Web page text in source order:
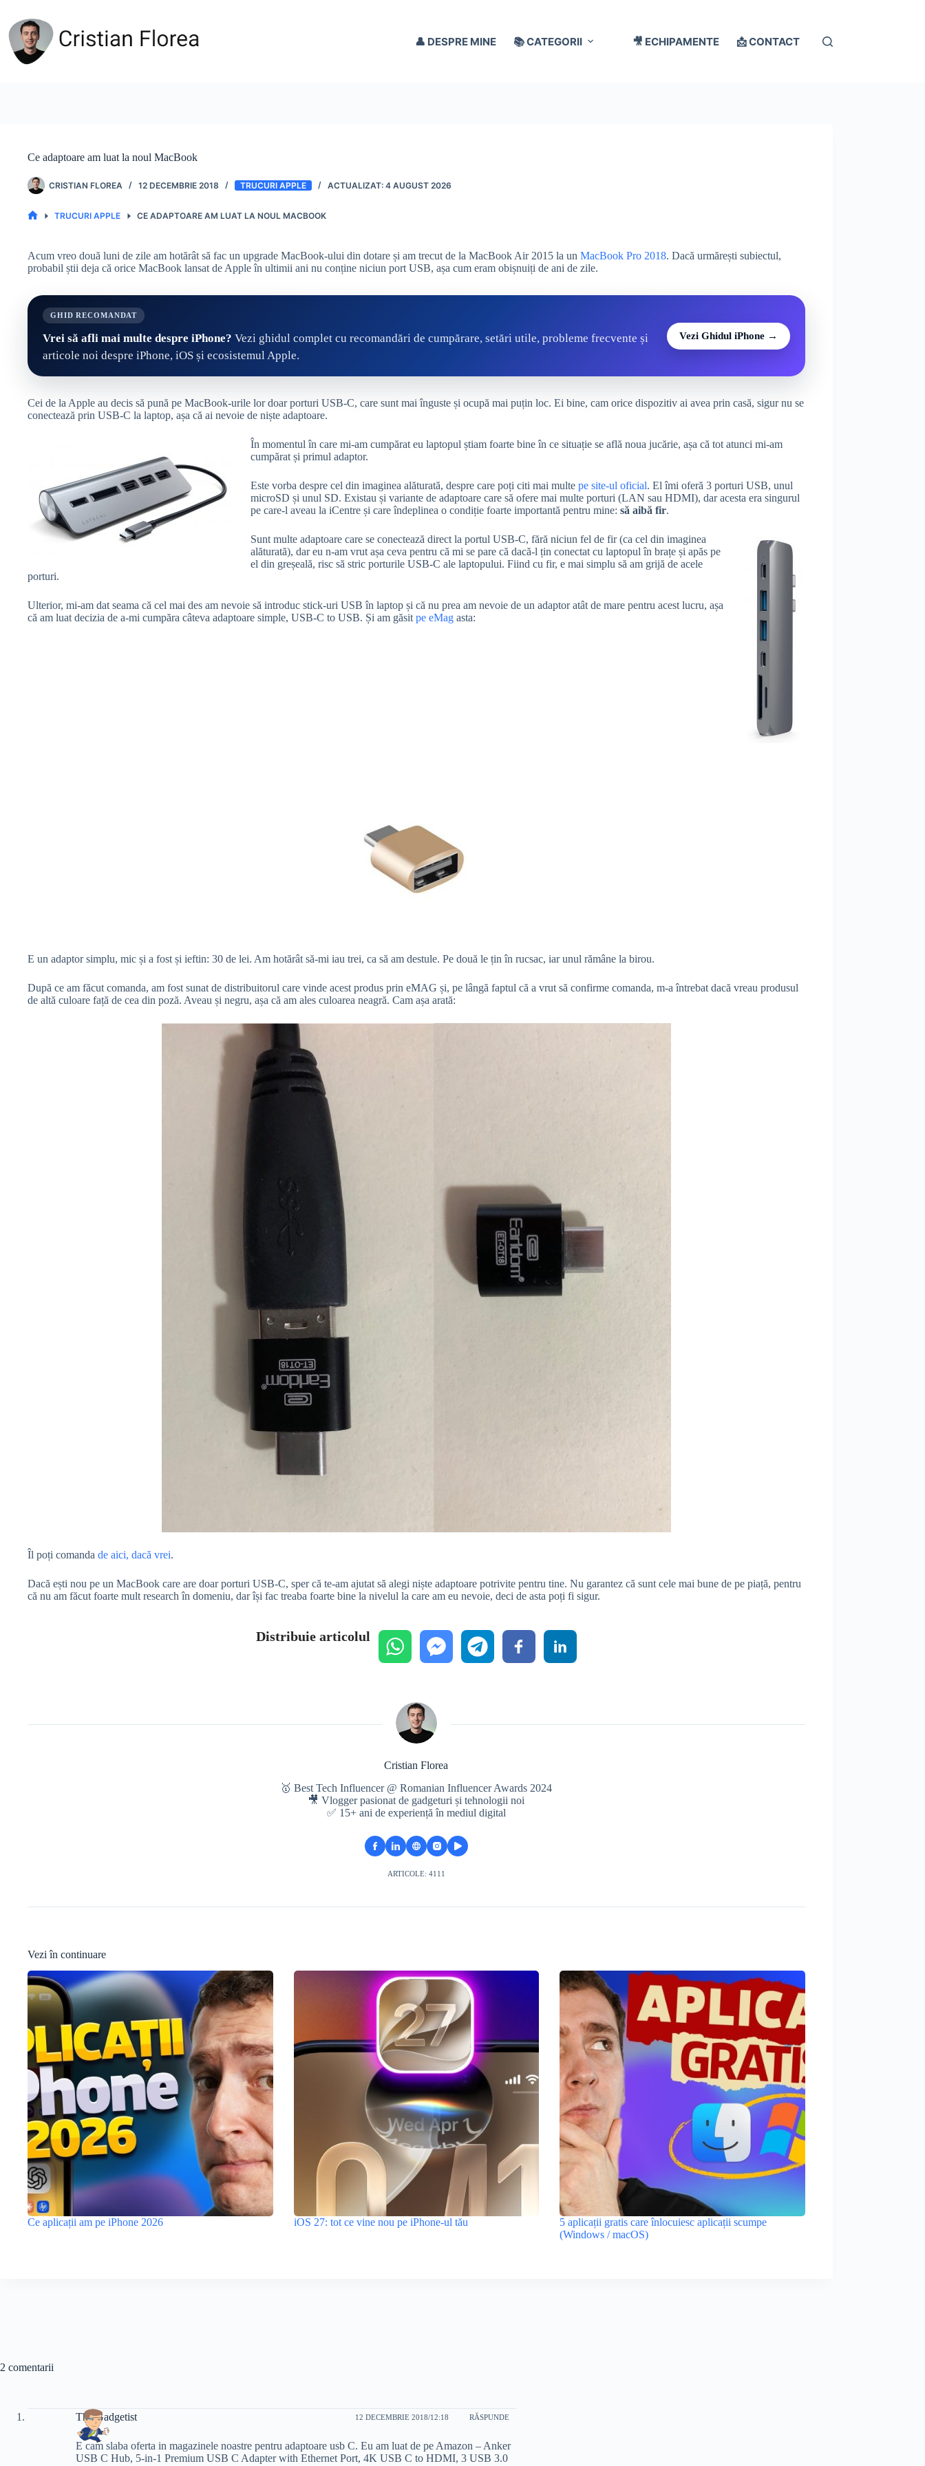
conținut
👤 DESPRE MINE 📚 CATEGORII 🎥 ECHIPAMENTE 📩 CONTACT
Ce adaptoare am luat la noul MacBook
CRISTIAN FLOREA 12 DECEMBRIE 2018 TRUCURI APPLE 4 AUGUST 2026
TRUCURI APPLE CE ADAPTOARE AM LUAT LA NOUL MACBOOK
Acum vreo două luni de zile am hotărât să fac un upgrade MacBook-ului din dotare și am trecut de la MacBook Air 2015 la un MacBook Pro 2018. Dacă urmărești subiectul,
probabil știi deja că orice MacBook lansat de Apple în ultimii ani nu conține niciun port USB, așa cum eram obișnuiți de ani de zile.
GHID RECOMANDAT
Vrei să afli mai multe despre iPhone? Vezi ghidul complet cu recomandări de cumpărare, setări utile, probleme frecvente și
articole noi despre iPhone, iOS și ecosistemul Apple.
Vezi Ghidul iPhone →
Cei de la Apple au decis să pună pe MacBook-urile lor doar porturi USB-C, care sunt mai înguste și ocupă mai puțin loc. Ei bine, cam orice dispozitiv ai avea prin casă, sigur nu se
conectează prin USB-C la laptop, așa că ai nevoie de niște adaptoare.
În momentul în care mi-am cumpărat eu laptopul știam foarte bine în ce situație se află noua jucărie, așa că tot atunci mi-am
cumpărat și primul adaptor.
Este vorba despre cel din imaginea alăturată, despre care poți citi mai multe pe site-ul oficial. El îmi oferă 3 porturi USB, unul
microSD și unul SD. Existau și variante de adaptoare care să ofere mai multe porturi (LAN sau HDMI), dar acesta era singurul
pe care-l aveau la iCentre și care îndeplinea o condiție foarte importantă pentru mine: să aibă fir.
Sunt multe adaptoare care se conectează direct la portul USB-C, fără niciun fel de fir (ca cel din imaginea
alăturată), dar eu n-am vrut așa ceva pentru că mi se pare că dacă-l țin conectat cu laptopul în brațe și apăs pe
el din greșeală, risc să stric porturile USB-C ale laptopului. Fiind cu fir, e mai simplu să am grijă de acele
porturi.
Ulterior, mi-am dat seama că cel mai des am nevoie să introduc stick-uri USB în laptop și că nu prea am nevoie de un adaptor atât de mare pentru acest lucru, așa
că am luat decizia de a-mi cumpăra câteva adaptoare simple, USB-C to USB. Și am găsit pe eMag asta:
E un adaptor simplu, mic și a fost și ieftin: 30 de lei. Am hotărât să-mi iau trei, ca să am destule. Pe două le țin în rucsac, iar unul rămâne la birou.
După ce am făcut comanda, am fost sunat de distribuitorul care vinde acest produs prin eMAG și, pe lângă faptul că a vrut să confirme comanda, m-a întrebat dacă vreau produsul
de altă culoare față de cea din poză. Aveau și negru, așa că am ales culoarea neagră. Cam așa arată:
Îl poți comanda de aici, dacă vrei.
Dacă ești nou pe un MacBook care are doar porturi USB-C, sper că te-am ajutat să alegi niște adaptoare potrivite pentru tine. Nu garantez că sunt cele mai bune de pe piață, pentru
că nu am făcut foarte mult research în domeniu, dar își fac treaba foarte bine la nivelul la care am eu nevoie, deci de asta poți fi sigur.
Distribuie articolul
Cristian Florea
🥇 Best Tech Influencer @ Romanian Influencer Awards 2024
🎥 Vlogger pasionat de gadgeturi și tehnologii noi
✅ 15+ ani de experiență în mediul digital
ARTICOLE: 4111
Vezi în continuare
Ce aplicații am pe iPhone 2026 iOS 27: tot ce vine nou pe iPhone-ul tău
5 aplicații gratis care înlocuiesc aplicații scumpe
(Windows / macOS)
2 comentarii
The Gadgetist 12 DECEMBRIE 2018/12:18 RĂSPUNDE
E cam slaba oferta in magazinele noastre pentru adaptoare usb C. Eu am luat de pe Amazon – Anker
USB C Hub, 5-in-1 Premium USB C Adapter with Ethernet Port, 4K USB C to HDMI, 3 USB 3.0